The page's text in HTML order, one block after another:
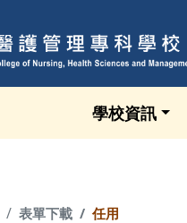
學校資訊
表單下載 任用